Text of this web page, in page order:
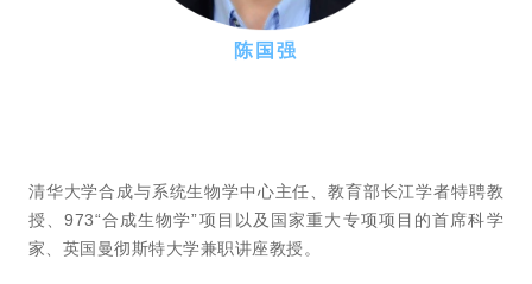
陈国强
清华大学合成与系统生物学中心主任、教育部长江学者特聘教
授、973“合成生物学”项目以及国家重大专项项目的首席科学
家、英国曼彻斯特大学兼职讲座教授。